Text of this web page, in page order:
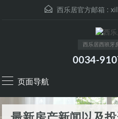
西乐居官方邮箱 :
西乐居西班牙
0034-
页面导航